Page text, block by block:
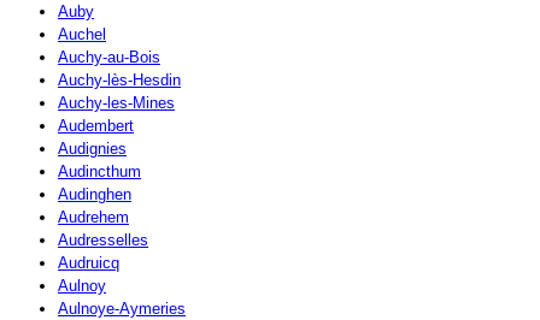
Auby
Auchel
Auchy-au-Bois
Auchy-lès-Hesdin
Auchy-les-Mines
Audembert
Audignies
Audincthum
Audinghen
Audrehem
Audresselles
Audruicq
Aulnoy
Aulnoye-Aymeries